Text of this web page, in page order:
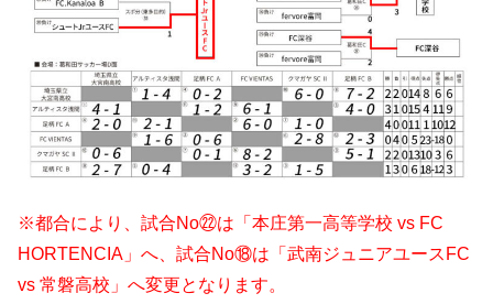
※都合により、試合No㉒は「本庄第一高等学校 vs FC
HORTENCIA」へ、試合No⑱は「武南ジュニアユースFC
vs 常磐高校」へ変更となります。